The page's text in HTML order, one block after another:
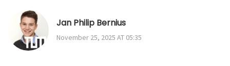
Jan Philip Bernius
November 25, 2025 AT 05:35